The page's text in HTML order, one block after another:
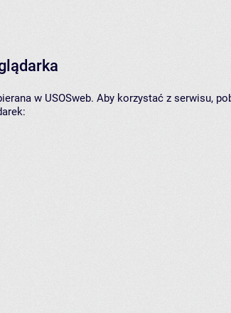
w USOSweb. Aby korzystać z serwisu,